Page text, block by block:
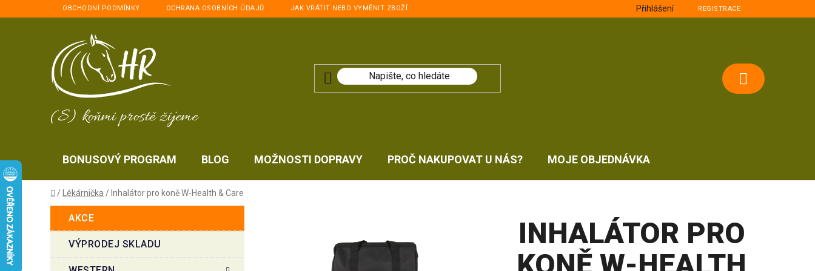
na
OBCHODNÍ PODMÍNKY OCHRANA OSOBNÍCH ÚDAJŮ JAK VRÁTIT NEBO VYMĚNIT ZBOŽÍ Přihlášení REGISTRACE
(S) koňmi prostě žijeme
NÁKUPNÍ
BONUSOVÝ PROGRAM BLOG MOŽNOSTI DOPRAVY PROČ NAKUPOVAT U NÁS? MOJE OBJEDNÁVKA
Domů
/ Lékárnička / Inhalátor pro koně W-Health & Care
o
t
kategorie
AKCE
VÝPRODEJ SKLADU
INHALÁTOR PRO